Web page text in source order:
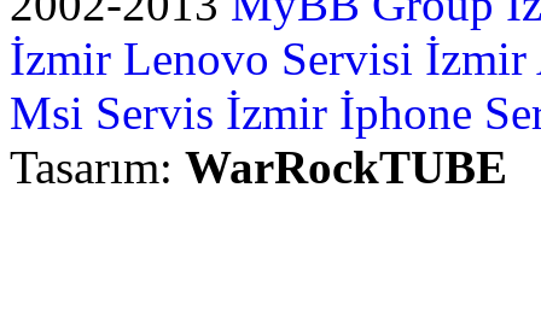
İzmir Lenovo Servisi İzmir
Msi Servis İzmir İphone
Tasarım: WarRockTUBE